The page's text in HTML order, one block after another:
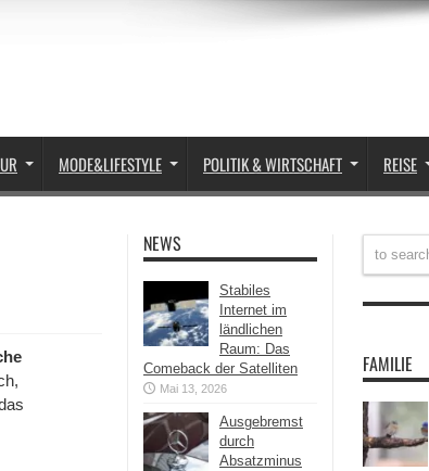
MODE&LIFESTYLE POLITIK & WIRTSCHAFT REISE
NEWS
Stabiles
Internet im
ländlichen
Raum: Das
Comeback der Satelliten
Mai 13, 2026
Ausgebremst
durch
Absatzminus
FAMILIE